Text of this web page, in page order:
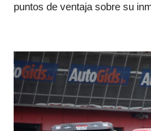
puntos de ventaja sobre su